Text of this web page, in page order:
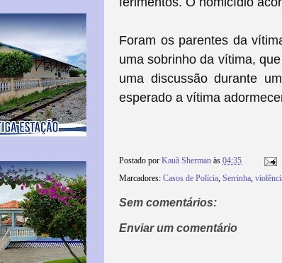
Foram os parentes da
uma sobrinho da vítima,
uma discussão durante
esperado a vítima
Postado por Kauã Sherman às 04:35
Marcadores: Casos de Polícia, Serrinha,
Sem comentários:
Enviar um comentário